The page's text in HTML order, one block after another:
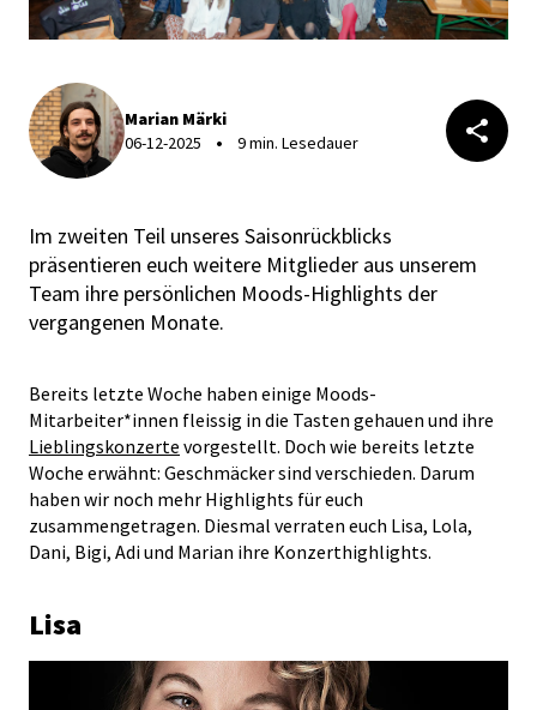
Marian Märki
06-12-2025
9 min. Lesedauer
Im zweiten Teil unseres Saisonrückblicks
präsentieren euch weitere Mitglieder aus unserem
Team ihre persönlichen Moods-Highlights der
vergangenen Monate.
Bereits letzte Woche haben einige Moods-
Mitarbeiter*innen fleissig in die Tasten gehauen und ihre
Lieblingskonzerte vorgestellt. Doch wie bereits letzte
Woche erwähnt: Geschmäcker sind verschieden. Darum
haben wir noch mehr Highlights für euch
zusammengetragen. Diesmal verraten euch Lisa, Lola,
Dani, Bigi, Adi und Marian ihre Konzerthighlights.
Lisa